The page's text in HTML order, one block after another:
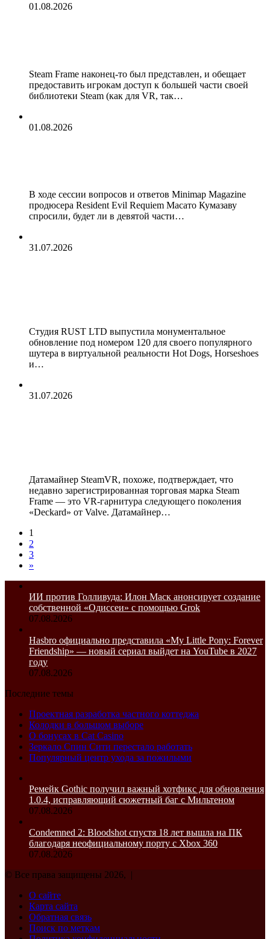
01.08.2026
Steam Frame наконец-то был представлен, и обещает
предоставить игрокам доступ к большей части своей
библиотеки Steam (как для VR, так…
01.08.2026
В ходе сессии вопросов и ответов Minimap Magazine
продюсера Resident Evil Requiem Масато Кумазаву
спросили, будет ли в девятой части…
31.07.2026
Студия RUST LTD выпустила монументальное
обновление под номером 120 для своего популярного
шутера в виртуальной реальности Hot Dogs, Horseshoes
и…
31.07.2026
Датамайнер SteamVR, похоже, подтверждает, что
недавно зарегистрированная торговая марка Steam
Frame — это VR-гарнитура следующего поколения
«Deckard» от Valve. Датамайнер…
1
2
3
»
ИИ против Голливуда: Илон Маск анонсирует создание
собственной «Одиссеи» с помощью Grok
07.08.2026
Hasbro официально представила «My Little Pony: Forever
Friendship» — новый сериал выйдет на YouTube в 2027
году
07.08.2026
Последние темы
Проектная разработка частного коттеджа
Колодки в большом выборе
О бонусах в Cat Casino
Зеркало Спин Сити перестало работать
Популярный центр ухода за пожилыми
Ремейк Gothic получил важный хотфикс для обновления
1.0.4, исправляющий сюжетный баг с Мильтеном
07.08.2026
Condemned 2: Bloodshot спустя 18 лет вышла на ПК
благодаря неофициальному порту с Xbox 360
07.08.2026
© Все права защищены 2026, |
О сайте
Карта сайта
Обратная связь
Поиск по меткам